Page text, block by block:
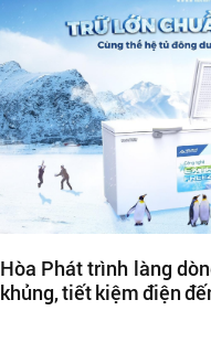
Hòa Phát trình làng
khủng, tiết kiệm điện